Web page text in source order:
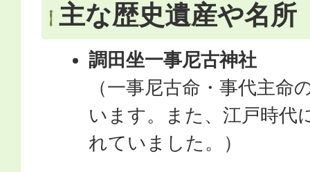
主な歴史遺産や名所
調田坐一事尼古神社
（一事尼古命・事代主命
います。また、江戸時代
れていました。）